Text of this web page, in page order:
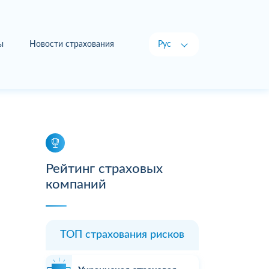
Новости страхования Рус
Рейтинг страховых
компаний
ТОП страхования рисков